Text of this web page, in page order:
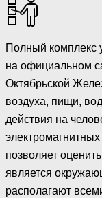
Полный комплекс
на официальном
Октябрьской
воздуха, пищи,
действия на
позволяет
является
располагают